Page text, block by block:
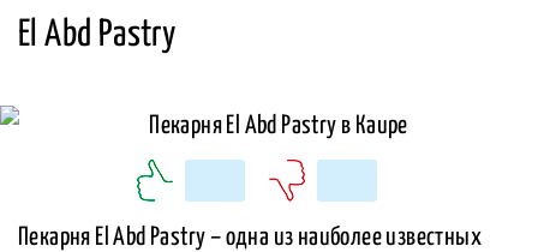
El Abd Pastry
Пекарня El Abd Pastry – одна из наиболее известных